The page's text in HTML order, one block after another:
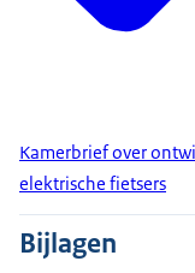
Kamerbrief over
elektrische fietsers
Bijlagen